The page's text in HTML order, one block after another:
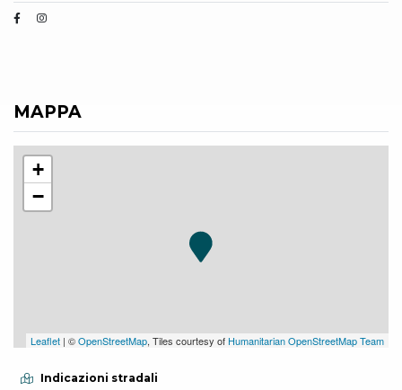
MAPPA
+
−
Leaflet | ©OpenStreetMap, Tiles courtesy of Humanitarian OpenStreetMap Team
Indicazioni stradali